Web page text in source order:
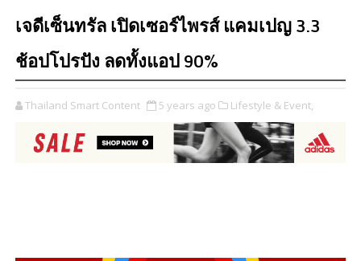
เจดีเซ็นทรัล เปิดเซอร์ไพรส์ แคมเปญ 3.3
ช้อปโปรปัง ลดทั้งแอป 90%
Thailand Smart Content 5 years ago Lifestyle & Event,